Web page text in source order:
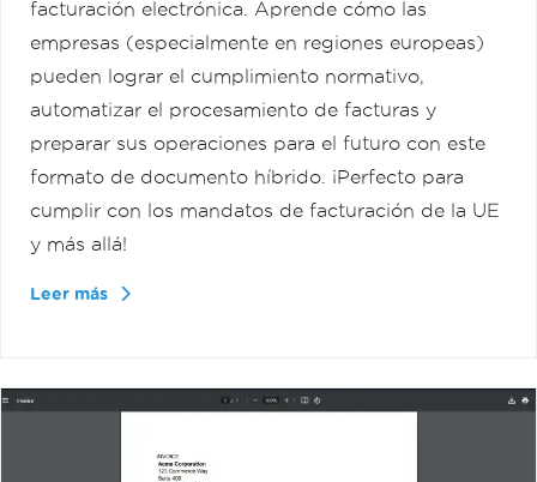
facturación electrónica. Aprende cómo las
empresas (especialmente en regiones europeas)
pueden lograr el cumplimiento normativo,
automatizar el procesamiento de facturas y
preparar sus operaciones para el futuro con este
formato de documento híbrido. ¡Perfecto para
cumplir con los mandatos de facturación de la UE
y más allá!
Leer más